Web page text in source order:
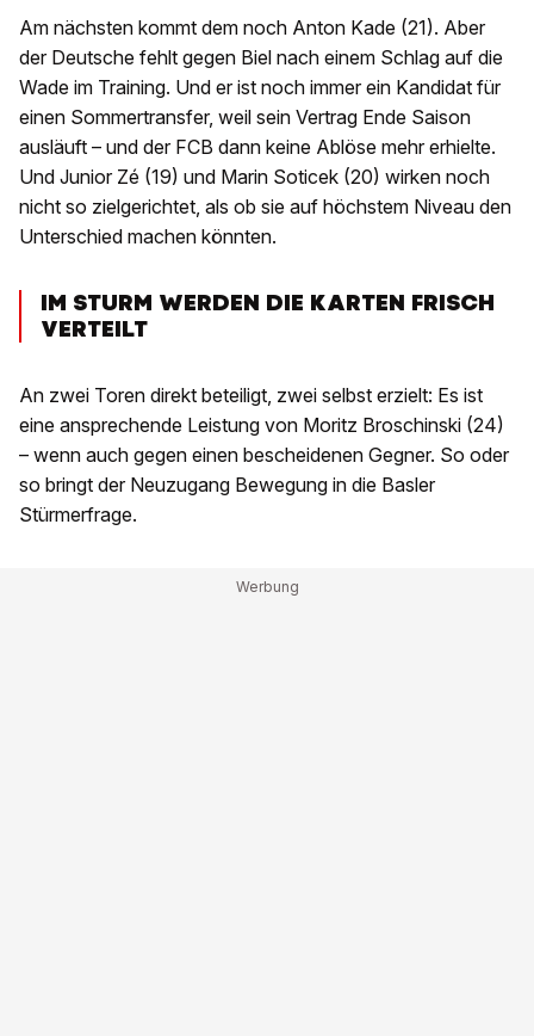
Am nächsten kommt dem noch Anton Kade (21). Aber
der Deutsche fehlt gegen Biel nach einem Schlag auf die
Wade im Training. Und er ist noch immer ein Kandidat für
einen Sommertransfer, weil sein Vertrag Ende Saison
ausläuft – und der FCB dann keine Ablöse mehr erhielte.
Und Junior Zé (19) und Marin Soticek (20) wirken noch
nicht so zielgerichtet, als ob sie auf höchstem Niveau den
Unterschied machen könnten.
IM STURM WERDEN DIE KARTEN FRISCH
VERTEILT
An zwei Toren direkt beteiligt, zwei selbst erzielt: Es ist
eine ansprechende Leistung von Moritz Broschinski (24)
– wenn auch gegen einen bescheidenen Gegner. So oder
so bringt der Neuzugang Bewegung in die Basler
Stürmerfrage.